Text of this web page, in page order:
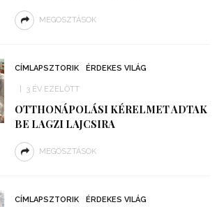
MEGOSZTÁSOK
CÍMLAPSZTORIK ÉRDEKES VILÁG
3 ÉV EZELŐTT
OTTHONÁPOLÁSI KÉRELMET ADTAK
BE LAGZI LAJCSIRA
MEGOSZTÁSOK
CÍMLAPSZTORIK ÉRDEKES VILÁG